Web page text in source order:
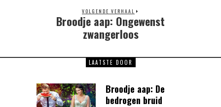
VOLGENDE VERHAAL
Next
post:
Broodje aap: Ongewenst
zwangerloos
LAATSTE DOOR
Broodje aap: De
bedrogen bruid